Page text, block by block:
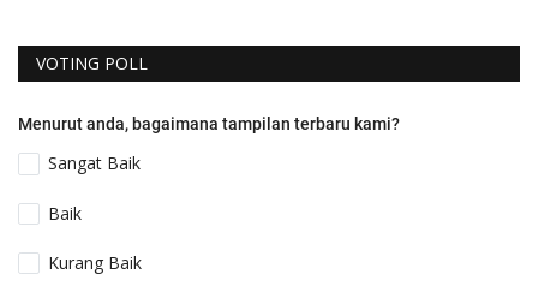
VOTING POLL
Menurut anda, bagaimana tampilan terbaru kami?
Sangat Baik
Baik
Kurang Baik